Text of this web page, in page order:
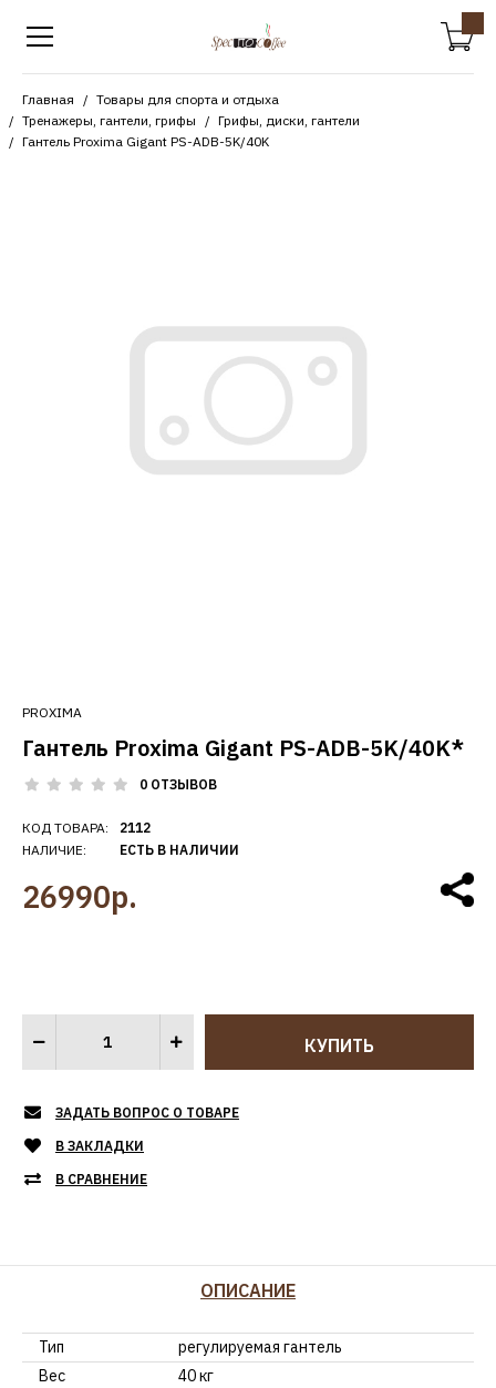
Главная
Товары для спорта и отдыха
Тренажеры, гантели, грифы
Грифы, диски, гантели
Гантель Proxima Gigant PS-ADB-5K/40K
PROXIMA
Гантель Proxima Gigant PS-ADB-5K/40K*
0 ОТЗЫВОВ
КОД ТОВАРА:
НАЛИЧИЕ:
2112
ЕСТЬ В НАЛИЧИИ
26990р.
ЗАДАТЬ ВОПРОС О ТОВАРЕ
В ЗАКЛАДКИ
В СРАВНЕНИЕ
ОПИСАНИЕ
Тип
регулируемая гантель
Вес
40 кг